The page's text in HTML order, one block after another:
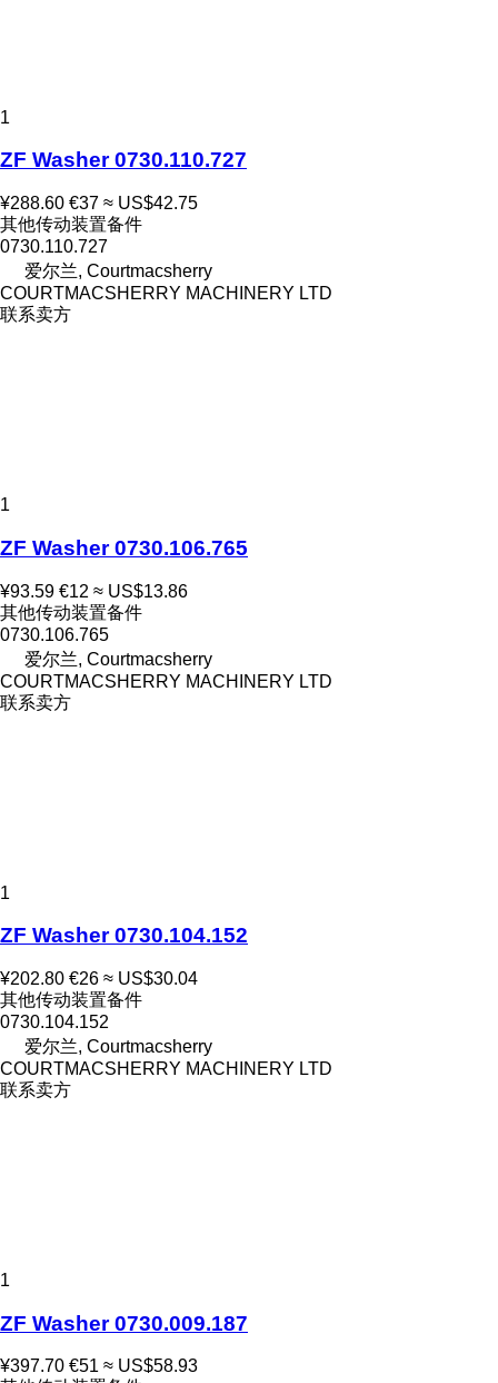
1
ZF Washer 0730.110.727
¥288.60 €37 ≈ US$42.75
其他传动装置备件
0730.110.727
爱尔兰, Courtmacsherry
COURTMACSHERRY MACHINERY LTD
联系卖方
1
ZF Washer 0730.106.765
¥93.59 €12 ≈ US$13.86
其他传动装置备件
0730.106.765
爱尔兰, Courtmacsherry
COURTMACSHERRY MACHINERY LTD
联系卖方
1
ZF Washer 0730.104.152
¥202.80 €26 ≈ US$30.04
其他传动装置备件
0730.104.152
爱尔兰, Courtmacsherry
COURTMACSHERRY MACHINERY LTD
联系卖方
1
ZF Washer 0730.009.187
¥397.70 €51 ≈ US$58.93